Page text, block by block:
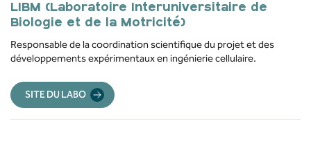
LIBM (Laboratoire Interuniversitaire de
Biologie et de la Motricité)
Responsable de la coordination scientifique du projet et des
développements expérimentaux en ingénierie cellulaire.
SITE DU LABO